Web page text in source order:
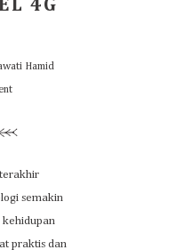
4G
Hamid
semakin
kehidupan
praktis dan